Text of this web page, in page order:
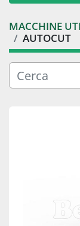
Categoria
Produttore
MACCHINE
AUTOCUT